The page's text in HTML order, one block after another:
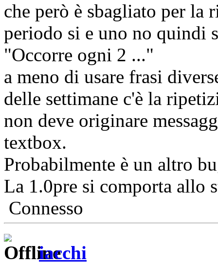
che però è sbagliato per la
periodo si e uno no quindi
"Occorre ogni 2 ..."
a meno di usare frasi
delle settimane c'è la
non deve originare
textbox.
Probabilmente è un altro
La 1.0pre si comporta allo
Connesso
iacchi